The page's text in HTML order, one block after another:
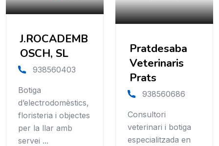
J.ROCADEMB
OSCH, SL
938560403
Botiga
d’electrodomèstics,
floristeria i objectes
per la llar amb
servei ...
Pratdesaba
Veterinaris
Prats
938560686
Consultori
veterinari i botiga
especialitzada en